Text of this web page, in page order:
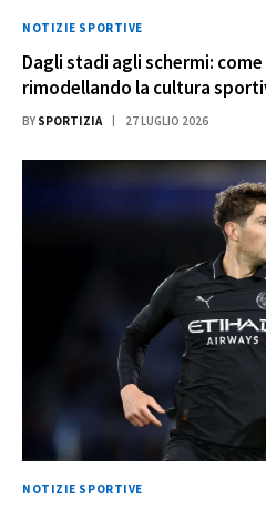
NOTIZIE SPORTIVE
Dagli stadi agli schermi:
rimodellando la cultura
BY SPORTIZIA 27 LUGLIO 2026
NOTIZIE SPORTIVE